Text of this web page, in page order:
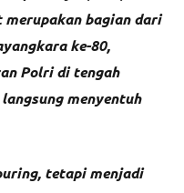
bagian dari
ke-80,
Polri di tengah
menyentuh
tetapi menjadi